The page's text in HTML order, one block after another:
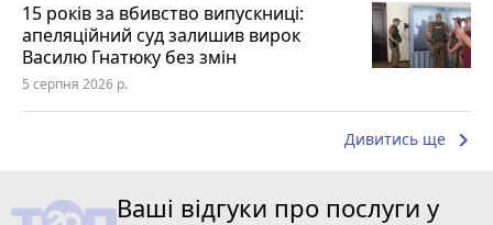
15 років за вбивство випускниці:
апеляційний суд залишив вирок
Василю Гнатюку без змін
5 серпня 2026 р.
Дивитись ще keyboard_arrow_right
Ваші відгуки про послуги у